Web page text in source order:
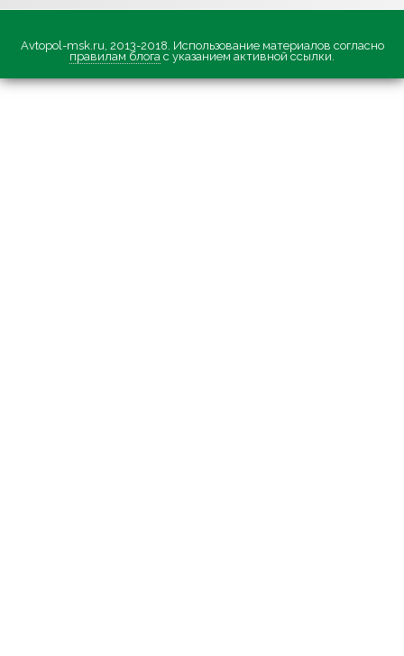
Avtopol-msk.ru, 2013-2018. Использование материалов согласно
правилам блога с указанием активной ссылки.